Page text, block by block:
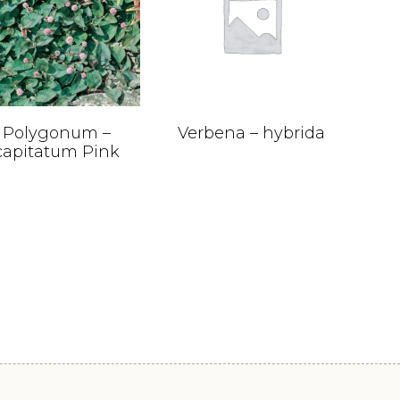
Polygonum –
Pink
Verbena – hybrida